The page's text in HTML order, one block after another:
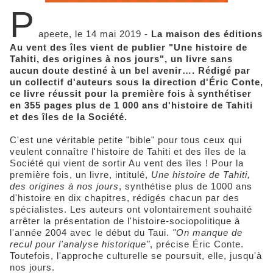
P apeete, le 14 mai 2019 - La maison des éditions
Au vent des îles vient de publier "Une histoire de
Tahiti, des origines à nos jours", un livre sans
aucun doute destiné à un bel avenir…. Rédigé par
un collectif d'auteurs sous la direction d'Éric Conte,
ce livre réussit pour la première fois à synthétiser
en 355 pages plus de 1 000 ans d'histoire de Tahiti
et des îles de la Société.
C'est une véritable petite "bible" pour tous ceux qui
veulent connaître l'histoire de Tahiti et des îles de la
Société qui vient de sortir Au vent des îles ! Pour la
première fois, un livre, intitulé, Une histoire de Tahiti,
des origines à nos jours, synthétise plus de 1000 ans
d'histoire en dix chapitres, rédigés chacun par des
spécialistes. Les auteurs ont volontairement souhaité
arrêter la présentation de l'histoire-sociopolitique à
l'année 2004 avec le début du Taui. "On manque de
recul pour l'analyse historique", précise Éric Conte.
Toutefois, l'approche culturelle se poursuit, elle, jusqu'à
nos jours.